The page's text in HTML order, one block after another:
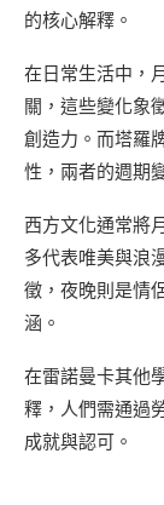
的核心解釋。
在日常生活中，
關，這些變化象
創造力。而塔羅
性，兩者的週期
西方文化通常將
多代表唯美與浪
徵，夜晚則是情
涵。
在雷諾曼卡其他
釋，人們需通過
成就與認可。